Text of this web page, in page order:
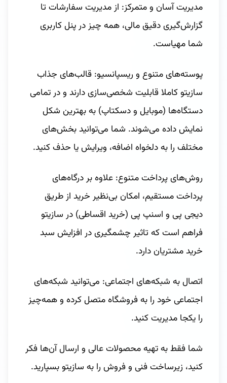
مدیریت آسان و متمرکز: از مدیریت سفارشات تا
گزارش‌گیری دقیق مالی، همه چیز در پنل کاربری
شما مهیاست.
پوسته‌های متنوع و ریسپانسیو: قالب‌های جذاب
سازیتو کاملا قابلیت شخصی‌سازی دارند و در تمامی
دستگاه‌ها (موبایل و دسکتاپ) به بهترین شکل
نمایش داده می‌شوند. شما می‌توانید بخش‌های
مختلف را به دلخواه اضافه، ویرایش یا حذف کنید.
روش‌های پرداخت متنوع: علاوه بر درگاه‌های
پرداخت مستقیم، امکان بی‌نظیر خرید از طریق
دیجی پی و اسنپ پی (خرید اقساطی) در سازیتو
فراهم است که تاثیر چشمگیری در افزایش سبد
خرید مشتریان دارد.
اتصال به شبکه‌های اجتماعی: می‌توانید شبکه‌های
اجتماعی خود را به فروشگاه متصل کرده و همه‌چیز
را یکجا مدیریت کنید.
شما فقط به تهیه محصولات عالی و ارسال آن‌ها فکر
کنید، زیرساخت فنی و فروش را به سازیتو بسپارید.